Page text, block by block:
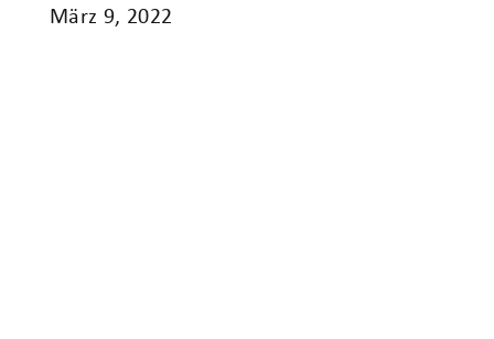
März 9, 2022